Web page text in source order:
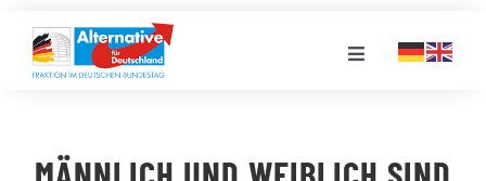
Inhalt
springen
Toggle